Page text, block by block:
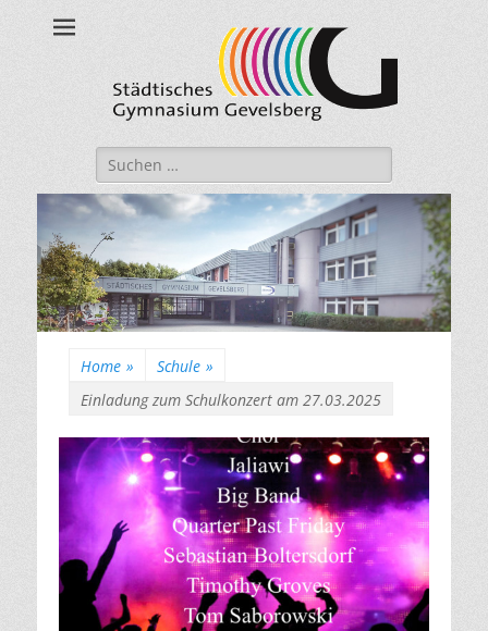
Städtisches
Gymnasium
Gevelsberg
Suche
nach:
Home » Schule »
Einladung zum Schulkonzert am 27.03.2025